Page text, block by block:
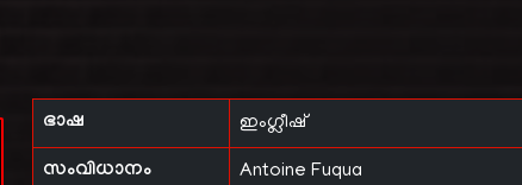
ഭാഷ ഇംഗ്ലീഷ്
സംവിധാനം Antoine Fuqua